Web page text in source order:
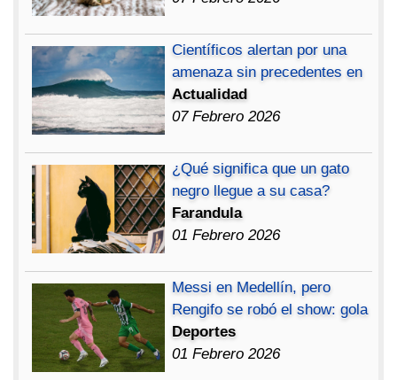
Científicos alertan por una
amenaza sin precedentes en
Actualidad
07 Febrero 2026
¿Qué significa que un gato
negro llegue a su casa?
Farandula
01 Febrero 2026
Messi en Medellín, pero
Rengifo se robó el show: gola
Deportes
01 Febrero 2026